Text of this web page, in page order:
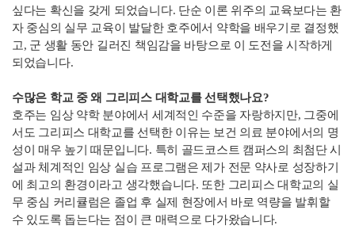
싶다는 확신을 갖게 되었습니다. 단순 이론 위주의 교육보다는 환
자 중심의 실무 교육이 발달한 호주에서 약학을 배우기로 결정했
고, 군 생활 동안 길러진 책임감을 바탕으로 이 도전을 시작하게
되었습니다.
수많은 학교 중 왜 그리피스 대학교를 선택했나요?
호주는 임상 약학 분야에서 세계적인 수준을 자랑하지만, 그중에
서도 그리피스 대학교를 선택한 이유는 보건 의료 분야에서의 명
성이 매우 높기 때문입니다. 특히 골드코스트 캠퍼스의 최첨단 시
설과 체계적인 임상 실습 프로그램은 제가 전문 약사로 성장하기
에 최고의 환경이라고 생각했습니다. 또한 그리피스 대학교의 실
무 중심 커리큘럼은 졸업 후 실제 현장에서 바로 역량을 발휘할
수 있도록 돕는다는 점이 큰 매력으로 다가왔습니다.